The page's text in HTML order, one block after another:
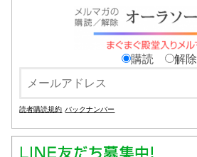
購読 解除
読者購読規約 バックナンバー